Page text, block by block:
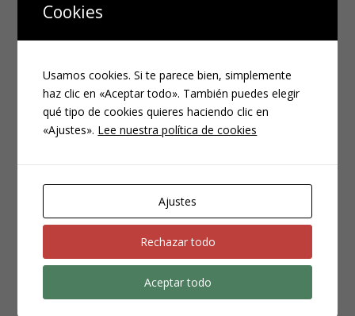
CATEGORÍAS
Compliance
Noticias
Penal
Penitenciario
ENTRADAS RECIENTES
Cookies
Usamos cookies. Si te parece bien, simplemente
haz clic en «Aceptar todo». También puedes elegir
qué tipo de cookies quieres haciendo clic en
«Ajustes». Lee nuestra política de cookies
Ajustes
Rechazar todo
Aceptar todo